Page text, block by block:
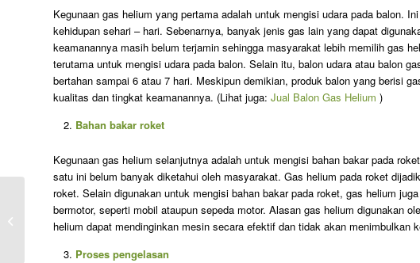
Kegunaan gas helium yang pertama adalah untuk mengisi udara pada balon.
kehidupan sehari – hari. Sebenarnya, banyak jenis gas lain yang dapat
keamanannya masih belum terjamin sehingga masyarakat lebih memilih gas
terutama untuk mengisi udara pada balon. Selain itu, balon udara atau balon
bertahan sampai 6 atau 7 hari. Meskipun demikian, produk balon yang berisi
kualitas dan tingkat keamanannya. (Lihat juga: Jual Balon Gas Helium )
Bahan bakar roket
Kegunaan gas helium selanjutnya adalah untuk mengisi bahan bakar pada
satu ini belum banyak diketahui oleh masyarakat. Gas helium pada roket
roket. Selain digunakan untuk mengisi bahan bakar pada roket, gas helium
bermotor, seperti mobil ataupun sepeda motor. Alasan gas helium digunakan
helium dapat mendinginkan mesin secara efektif dan tidak akan menimbulkan
Proses pengelasan
Agen Gas Pertamina Berkualitas
Tinggi